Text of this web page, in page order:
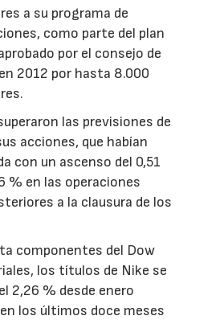
a su programa de
como parte del plan
por el consejo de
2012 por hasta 8.000
las previsiones de
acciones, que habían
con un ascenso del 0,51
% en las operaciones
a la clausura de los
componentes del Dow
los títulos de Nike se
2,26 % desde enero
los últimos doce meses